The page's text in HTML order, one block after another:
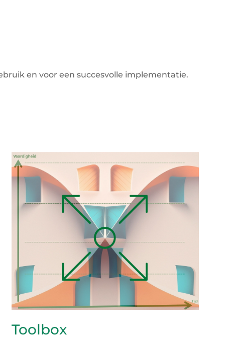
en voor een succesvolle implementatie.
Toolbox